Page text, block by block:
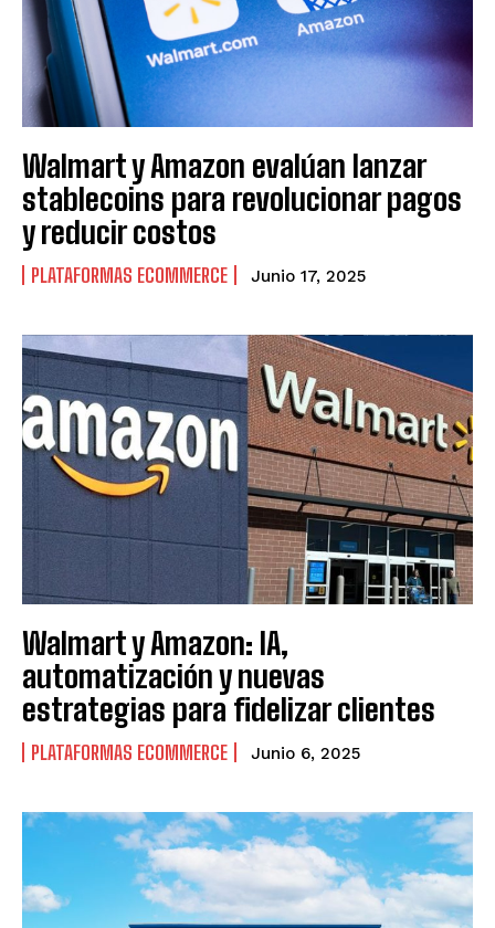
Walmart y Amazon evalúan lanzar
stablecoins para revolucionar pagos
y reducir costos
PLATAFORMAS ECOMMERCE Junio 17, 2025
Walmart y Amazon: IA,
automatización y nuevas
estrategias para fidelizar clientes
PLATAFORMAS ECOMMERCE Junio 6, 2025